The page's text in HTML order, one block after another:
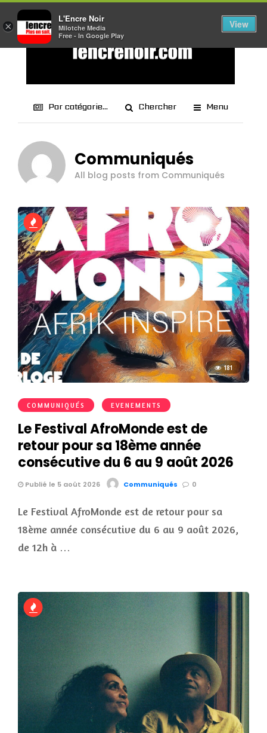
Par catégorie... Chercher Menu
Communiqués
All blog posts from Communiqués
181
COMMUNIQUÉS EVENEMENTS
Le Festival AfroMonde est de
retour pour sa 18ème année
consécutive du 6 au 9 août 2026
Publié le 5 août 2026 Communiqués 0
Le Festival AfroMonde est de retour pour sa
18ème année consécutive du 6 au 9 août 2026,
de 12h à …
×
L'Encre Noir
Milotche Media
Free - In Google Play
View